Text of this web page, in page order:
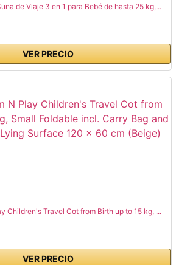
de Viaje 3 en 1 para Bebé de hasta 25 kg,...
VER PRECIO
Children's Travel Cot from Birth up to 15 kg, ...
VER PRECIO